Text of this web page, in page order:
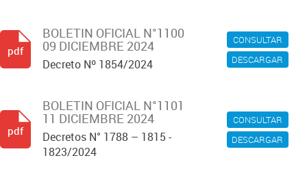
CONSULTAR
DESCARGAR
BOLETIN OFICIAL N°1100
09 DICIEMBRE 2024
Decreto Nº 1854/2024
pdf
CONSULTAR
DESCARGAR
BOLETIN OFICIAL N°1101
11 DICIEMBRE 2024
Decretos N° 1788 – 1815 -
1823/2024
pdf